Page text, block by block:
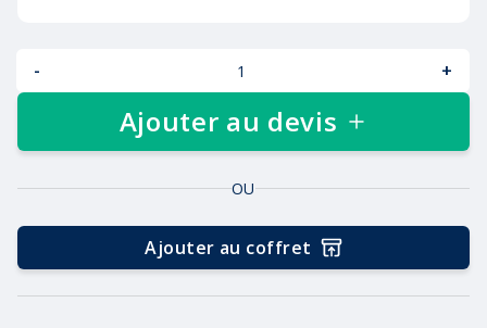
- +
Ajouter au devis
OU
Ajouter au coffret